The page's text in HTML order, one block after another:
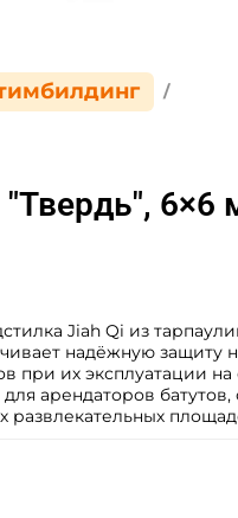
6×6
Jiah Qi из
надёжную защиту
при их эксплуатации
арендаторов батутов,